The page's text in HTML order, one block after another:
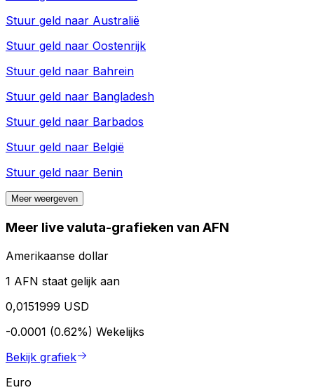
Stuur geld naar Australië
Stuur geld naar Oostenrijk
Stuur geld naar Bahrein
Stuur geld naar Bangladesh
Stuur geld naar Barbados
Stuur geld naar België
Stuur geld naar Benin
Meer weergeven
Meer live valuta-grafieken van AFN
Amerikaanse dollar
1 AFN staat gelijk aan
0,0151999 USD
-0.0001 (0.62%) Wekelijks
Bekijk grafiek
Euro